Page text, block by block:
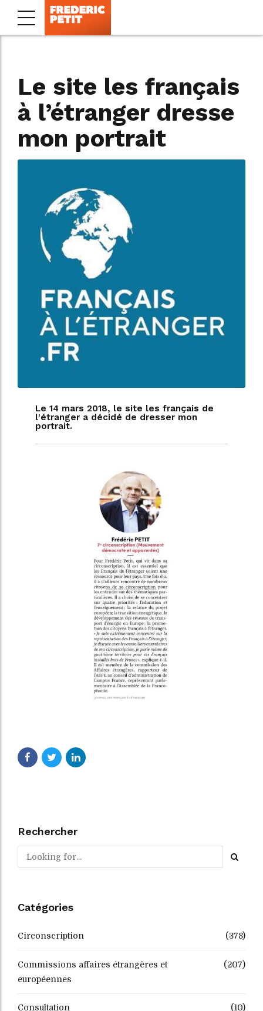
Le site les français
à l’étranger dresse
mon portrait
Le 14 mars 2018, le site les français de
l'étranger a décidé de dresser mon
portrait.
Rechercher
Catégories
Circonscription (378)
Commissions affaires étrangères et
européennes
(207)
Consultation (10)